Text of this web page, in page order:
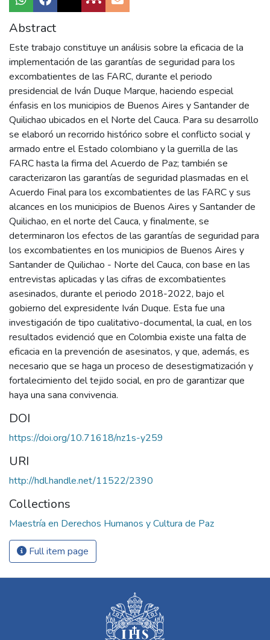
Abstract
Este trabajo constituye un análisis sobre la eficacia de la
implementación de las garantías de seguridad para los
excombatientes de las FARC, durante el periodo
presidencial de Iván Duque Marque, haciendo especial
énfasis en los municipios de Buenos Aires y Santander de
Quilichao ubicados en el Norte del Cauca. Para su desarrollo
se elaboró un recorrido histórico sobre el conflicto social y
armado entre el Estado colombiano y la guerrilla de las
FARC hasta la firma del Acuerdo de Paz; también se
caracterizaron las garantías de seguridad plasmadas en el
Acuerdo Final para los excombatientes de las FARC y sus
alcances en los municipios de Buenos Aires y Santander de
Quilichao, en el norte del Cauca, y finalmente, se
determinaron los efectos de las garantías de seguridad para
los excombatientes en los municipios de Buenos Aires y
Santander de Quilichao - Norte del Cauca, con base en las
entrevistas aplicadas y las cifras de excombatientes
asesinados, durante el periodo 2018-2022, bajo el
gobierno del expresidente Iván Duque. Esta fue una
investigación de tipo cualitativo-documental, la cual, en los
resultados evidenció que en Colombia existe una falta de
eficacia en la prevención de asesinatos, y que, además, es
necesario que se haga un proceso de desestigmatización y
fortalecimiento del tejido social, en pro de garantizar que
haya una sana convivencia.
DOI
https://doi.org/10.71618/nz1s-y259
URI
http://hdl.handle.net/11522/2390
Collections
Maestría en Derechos Humanos y Cultura de Paz
Full item page